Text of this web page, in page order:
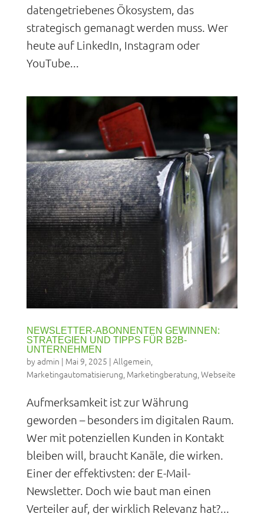
datengetriebenes Ökosystem, das
strategisch gemanagt werden muss. Wer
heute auf LinkedIn, Instagram oder
YouTube...
NEWSLETTER-ABONNENTEN GEWINNEN:
STRATEGIEN UND TIPPS FÜR B2B-
UNTERNEHMEN
byadmin | Mai 9, 2025 | Allgemein
Marketingautomatisierung Marketingberatung Webseite
Aufmerksamkeit ist zur Währung
geworden – besonders im digitalen Raum.
Wer mit potenziellen Kunden in Kontakt
bleiben will, braucht Kanäle, die wirken.
Einer der effektivsten: der E-Mail-
Newsletter. Doch wie baut man einen
Verteiler auf, der wirklich Relevanz hat?...